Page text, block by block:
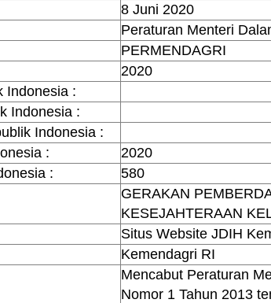
8 Juni 2020
Peraturan Menteri
PERMENDAGRI
2020
Indonesia :
Indonesia :
Indonesia :
:
2020
:
580
GERAKAN
KESEJAHTERAAN
Situs Website JDIH
Kemendagri RI
Mencabut Peraturan
Nomor 1 Tahun 2013